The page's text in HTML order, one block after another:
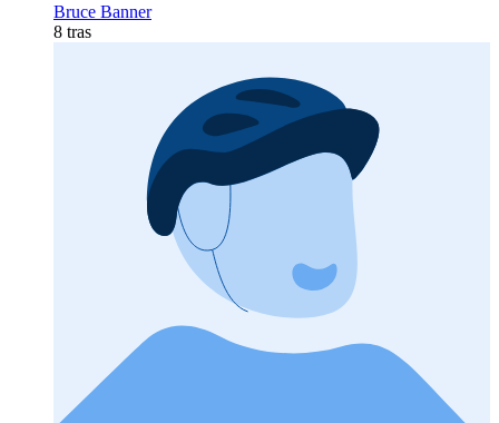
Bruce Banner
8 tras